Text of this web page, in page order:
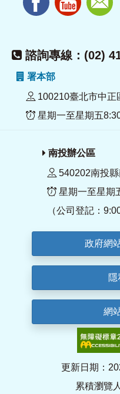
諮詢專線：(02)
署本部
100210臺北市中正
星期一至星期五
南投辦公區
540202南投
星期一至星期
（公司登記：
政府網
網
更新日期：
累積瀏覽